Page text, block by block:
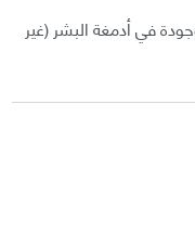
في أدمغة البشر (غير